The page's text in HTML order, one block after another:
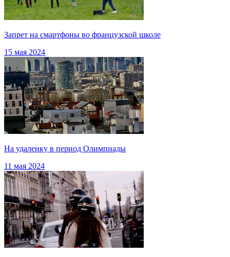
Запрет на смартфоны во французской школе
15 мая 2024
На удаленку в период Олимпиады
11 мая 2024